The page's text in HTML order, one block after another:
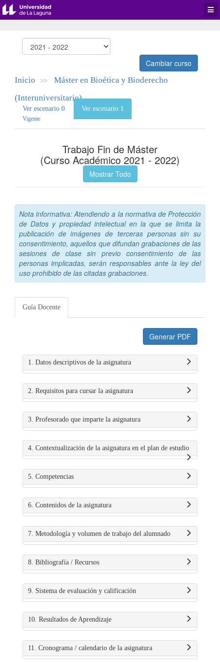
Cambiar curso
Inicio >>
Máster en Bioética y Bioderecho
(Interuniversitario)
Ver escenario 0
Vigente
Ver escenario 1
Trabajo Fin de Máster
(Curso Académico 2021 - 2022)
Mostrar Todo
Nota informativa: Atendiendo a la normativa de Protección
de Datos y propiedad intelectual en la que se limita la
publicación de imágenes de terceras personas sin su
consentimiento, aquellos que difundan grabaciones de las
sesiones de clase sin previo consentimiento de las
personas implicadas, serán responsables ante la ley del
uso prohibido de las citadas grabaciones.
Guía Docente
Generar PDF
1. Datos descriptivos de la asignatura
2. Requisitos para cursar la asignatura
3. Profesorado que imparte la asignatura
4. Contextualización de la asignatura en el plan de estudio
5. Competencias
6. Contenidos de la asignatura
7. Metodología y volumen de trabajo del alumnado
8. Bibliografía / Recursos
9. Sistema de evaluación y calificación
10. Resultados de Aprendizaje
11. Cronograma / calendario de la asignatura